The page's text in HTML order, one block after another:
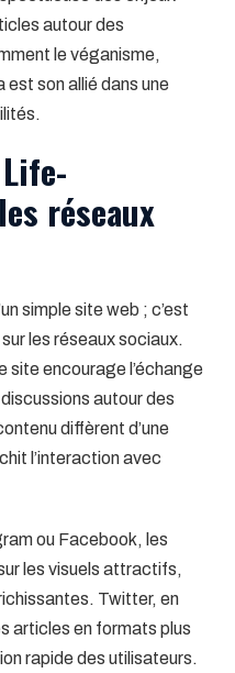
autour des
le véganisme,
son allié dans une
réseaux
simple site web ; c’est
les réseaux sociaux.
site encourage l’échange
autour des
diffèrent d’une
l’interaction avec
ou Facebook, les
les visuels attractifs,
Twitter, en
articles en formats plus
rapide des utilisateurs.